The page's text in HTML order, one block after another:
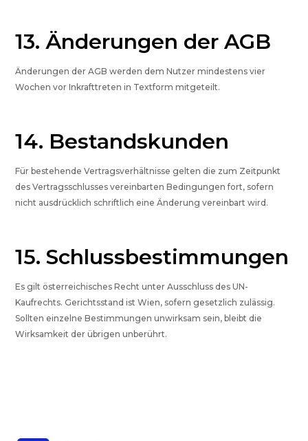
13. Änderungen der AGB
Änderungen der AGB werden dem Nutzer mindestens vier
Wochen vor Inkrafttreten in Textform mitgeteilt.
14. Bestandskunden
Für bestehende Vertragsverhältnisse gelten die zum Zeitpunkt
des Vertragsschlusses vereinbarten Bedingungen fort, sofern
nicht ausdrücklich schriftlich eine Änderung vereinbart wird.
15. Schlussbestimmungen
Es gilt österreichisches Recht unter Ausschluss des UN-
Kaufrechts. Gerichtsstand ist Wien, sofern gesetzlich zulässig.
Sollten einzelne Bestimmungen unwirksam sein, bleibt die
Wirksamkeit der übrigen unberührt.